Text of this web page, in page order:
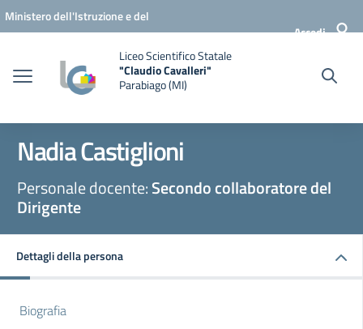
Vai ai contenuti
Vai al menu di navigazione
Vai al footer
Ministero dell'Istruzione e del
Accedi
Liceo Scientifico Statale
"Claudio Cavalleri"
Parabiago (MI)
Nadia Castiglioni
Personale docente:Secondo collaboratore del
Dirigente
Dettagli della persona
Biografia